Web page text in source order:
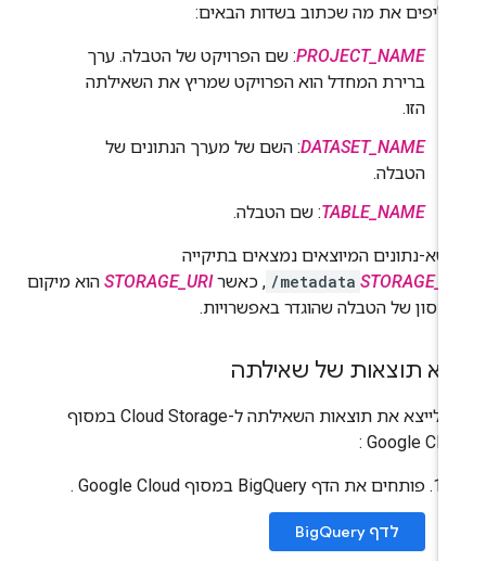
את מה שכתוב בשדות הבאים:
PROJECT_NAME: שם הפרויקט של הטבלה. ערך
ברירת המחדל הוא הפרויקט שמריץ את השאילתה
DATASET_NAME: השם של מערך הנתונים של
הטבלה.
TABLE_NAME: שם הטבלה.
נתונים המיוצאים נמצאים בתיקייה
/metadata , כאשרSTORAGE_URIהוא מיקום
של הטבלה שהוגדר באפשרויות.
תוצאות של שאילתה
כדי לייצא את תוצאות השאילתה ל-Cloud Storage במסוף
Google
פותחים את הדף BigQuery במסוף Google Cloud .
לדף BigQuery